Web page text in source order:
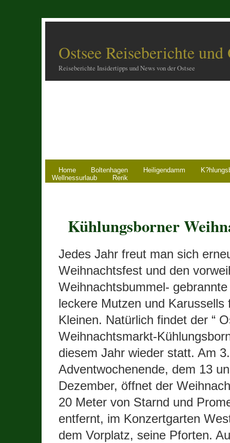
Ostsee Reiseberichte
Reiseberichte Insidertipps und News von der Ostsee
Home Boltenhagen Heiligendamm
Wellnessurlaub
Rerik
Kühlungsborner
Jedes Jahr freut man sich
Weihnachtsfest und den
Weihnachtsbummel-
leckere Mutzen und Karussells
Kleinen. Natürlich findet der “
Weihnachtsmarkt-
diesem Jahr wieder statt. Am 3.
Adventwochenende, dem 13
Dezember, öffnet der
20 Meter von Starnd und
entfernt, im Konzertgarten
dem Vorplatz, seine Pforten.